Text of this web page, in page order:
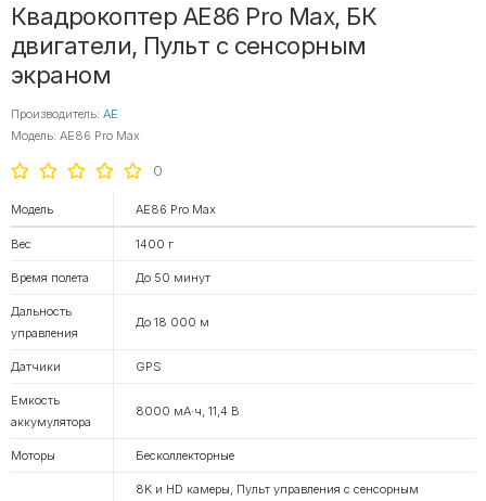
Квадрокоптер AE86 Pro Max, БК
двигатели, Пульт с сенсорным
экраном
Производитель: AE
Модель: AE86 Pro Max
0
Модель AE86 Pro Max
Вес 1400 г
Время полета До 50 минут
Дальность
управления
До 18 000 м
Датчики GPS
Емкость
аккумулятора
8000 мА·ч, 11,4 В
Моторы Бесколлекторные
8K и HD камеры, Пульт управления с сенсорным